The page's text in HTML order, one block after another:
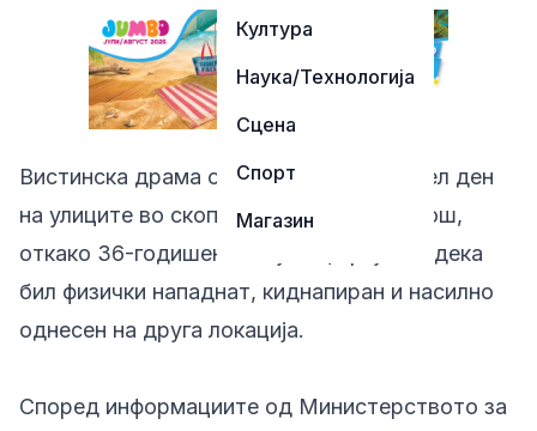
Култура
Наука/Технологија
Сцена
Спорт
Магазин
Вистинска драма се одвивала среде бел ден
на улиците во скопската населба Карпош,
откако 36-годишен скопјанец пријавил дека
бил физички нападнат, киднапиран и насилно
однесен на друга локација.
Според информациите од Министерството за